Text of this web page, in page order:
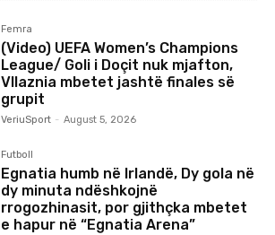
Femra
(Video) UEFA Women’s Champions
League/ Goli i Doçit nuk mjafton,
Vllaznia mbetet jashtë finales së
grupit
VeriuSport - August 5, 2026
Futboll
Egnatia humb në Irlandë, Dy gola në
dy minuta ndëshkojnë
rrogozhinasit, por gjithçka mbetet
e hapur në “Egnatia Arena”